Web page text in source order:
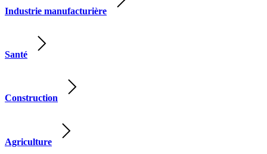
Industrie manufacturière
Santé
Construction
Agriculture